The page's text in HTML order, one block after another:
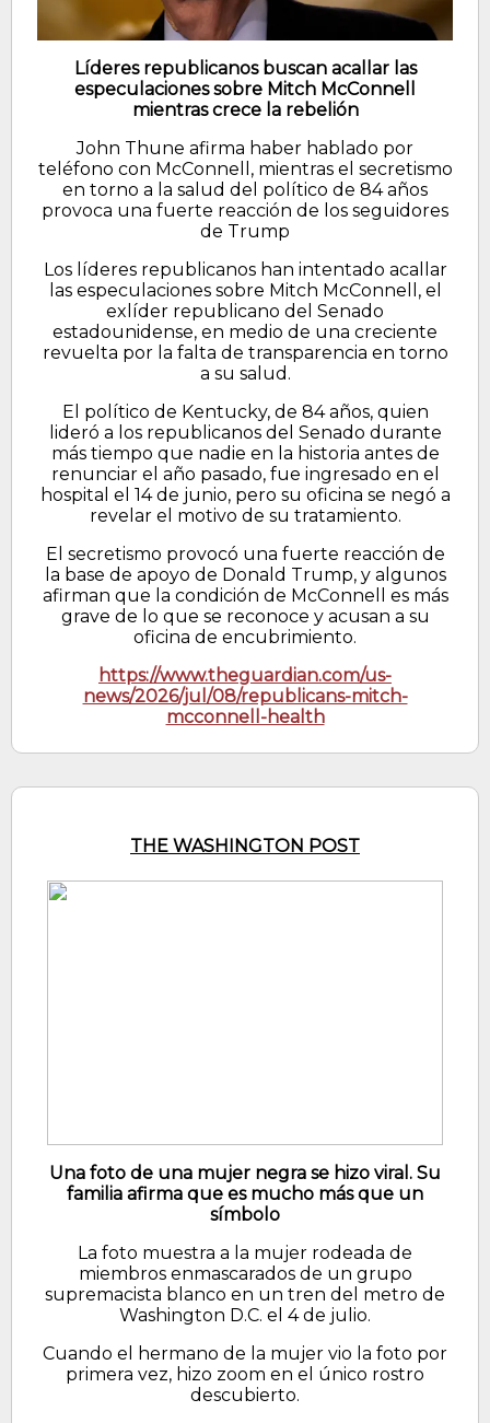
Líderes republicanos buscan acallar las
especulaciones sobre Mitch McConnell
mientras crece la rebelión
John Thune afirma haber hablado por
teléfono con McConnell, mientras el secretismo
en torno a la salud del político de 84 años
provoca una fuerte reacción de los seguidores
de Trump
Los líderes republicanos han intentado acallar
las especulaciones sobre Mitch McConnell, el
exlíder republicano del Senado
estadounidense, en medio de una creciente
revuelta por la falta de transparencia en torno
a su salud.
El político de Kentucky, de 84 años, quien
lideró a los republicanos del Senado durante
más tiempo que nadie en la historia antes de
renunciar el año pasado, fue ingresado en el
hospital el 14 de junio, pero su oficina se negó a
revelar el motivo de su tratamiento.
El secretismo provocó una fuerte reacción de
la base de apoyo de Donald Trump, y algunos
afirman que la condición de McConnell es más
grave de lo que se reconoce y acusan a su
oficina de encubrimiento.
https://www.theguardian.com/us-
news/2026/jul/08/republicans-mitch-
mcconnell-health
THE WASHINGTON POST
Una foto de una mujer negra se hizo viral. Su
familia afirma que es mucho más que un
símbolo
La foto muestra a la mujer rodeada de
miembros enmascarados de un grupo
supremacista blanco en un tren del metro de
Washington D.C. el 4 de julio.
Cuando el hermano de la mujer vio la foto por
primera vez, hizo zoom en el único rostro
descubierto.